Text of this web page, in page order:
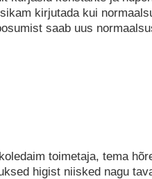
kirjutada kui
saab uus
toimetaja, tema
higist niisked nagu